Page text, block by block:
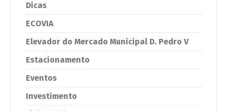
Dicas
ECOVIA
Elevador do Mercado Municipal D. Pedro V
Estacionamento
Eventos
Investimento